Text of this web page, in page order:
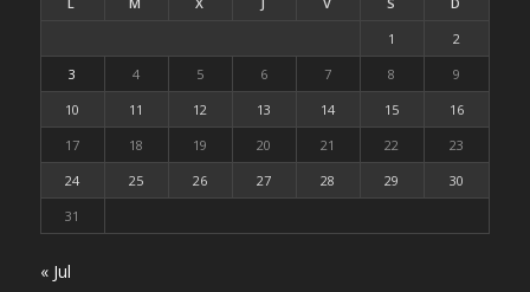
1
2
3
4 5 6 7 8
9
10
11 12 13 14 15
16
17
18 19 20 21 22
23
24
25 26 27 28 29
30
31
« Jul